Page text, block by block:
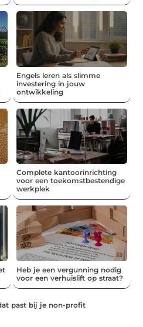
Engels leren als slimme
investering in jouw
ontwikkeling
Complete kantoorinrichting
voor een toekomstbestendige
werkplek
Heb je een vergunning nodig
voor een verhuislift op straat?
past bij je non-profit